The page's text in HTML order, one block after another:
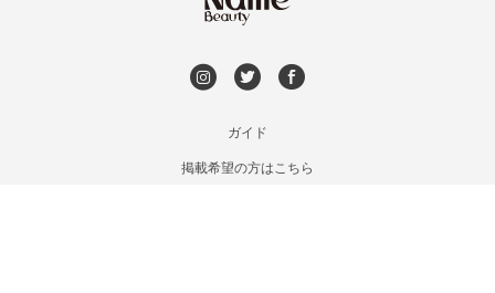
長岡京市・向日市・八幡
ガイド
掲載希望の方はこちら